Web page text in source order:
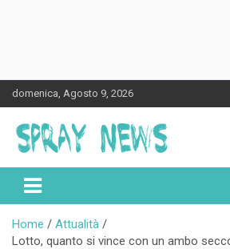
Skip
to
content
domenica, Agosto 9, 2026
Spraynews.it
Home
Attualità
Lotto, quanto si vince con un ambo